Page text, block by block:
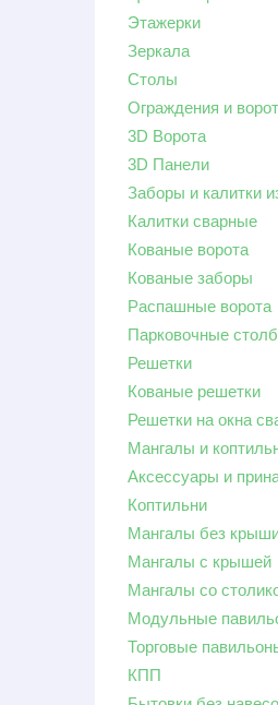
Этажерки
Зеркала
Столы
Ограждения и
3D Ворота
3D Панели
Заборы и калитки
Калитки сварные
Кованые ворота
Кованые заборы
Распашные ворота
Парковочные
Решетки
Кованые решетки
Решетки на окна
Мангалы и
Аксессуары и
Коптильни
Мангалы без
Мангалы с крышей
Мангалы со
Модульные
Торговые
КПП